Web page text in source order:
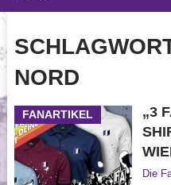
NORD
FANARTIKEL
„3
Die